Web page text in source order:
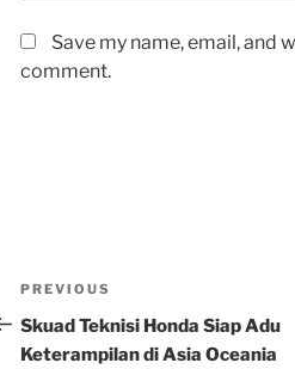
Save my name, email, and
comment.
Post
navigation
Previous
Post
PREVIOUS
Skuad Teknisi Honda Siap Adu
Keterampilan di Asia Oceania